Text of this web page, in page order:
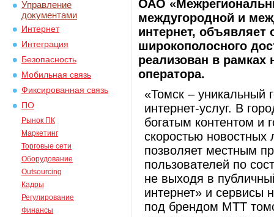
Управление
документами
Интернет
Интеграция
Безопасность
Мобильная связь
Фиксированная связь
ПО
Рынок ПК
Маркетинг
Торговые сети
Оборудование
Outsourcing
Кадры
Регулирование
Финансы
ОАО
междугородной и
интернет, объявляет
широкополосного
реализован в рамках
оператора.
«Томск – уникальный
интернет-услуг. В
богатым контентом и
скоростью новостных
позволяет местным
пользователей по
не выходя в
интернет» и сервисы
под брендом МТТ